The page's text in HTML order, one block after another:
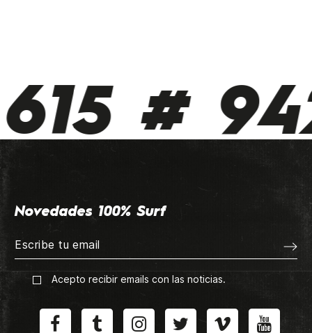
#
Novedades 100% Surf
Acepto recibir emails con las noticias.